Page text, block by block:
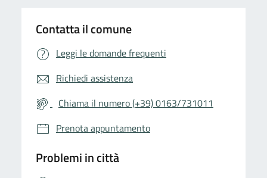
Contatta il comune
Leggi le domande frequenti
Richiedi assistenza
Chiama il numero (+39) 0163/731011
Prenota appuntamento
Problemi in città